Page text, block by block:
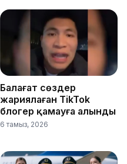
Балағат сөздер
жариялаған TikTok
блогер қамауға алынды
6 тамыз, 2026